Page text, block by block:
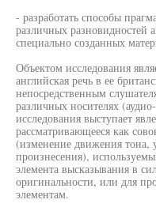
- разработать способы
различных разновидностей
специально созданных
Объектом исследования
английская речь в ее
непосредственным
различных носителях
исследования выступает
рассматривающееся как
(изменение движения тона,
произнесения),
элемента высказывания в
оригинальности, или для
элементам.